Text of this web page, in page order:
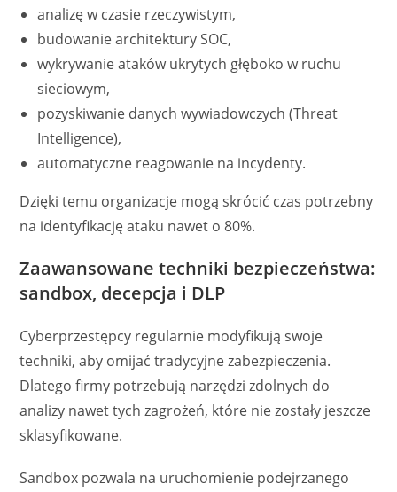
analizę w czasie rzeczywistym,
budowanie architektury SOC,
wykrywanie ataków ukrytych głęboko w ruchu
sieciowym,
pozyskiwanie danych wywiadowczych (Threat
Intelligence),
automatyczne reagowanie na incydenty.
Dzięki temu organizacje mogą skrócić czas potrzebny
na identyfikację ataku nawet o 80%.
Zaawansowane techniki bezpieczeństwa:
sandbox, decepcja i DLP
Cyberprzestępcy regularnie modyfikują swoje
techniki, aby omijać tradycyjne zabezpieczenia.
Dlatego firmy potrzebują narzędzi zdolnych do
analizy nawet tych zagrożeń, które nie zostały jeszcze
sklasyfikowane.
Sandbox pozwala na uruchomienie podejrzanego